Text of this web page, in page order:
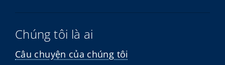
Chúng tôi là ai
Câu chuyện của chúng tôi